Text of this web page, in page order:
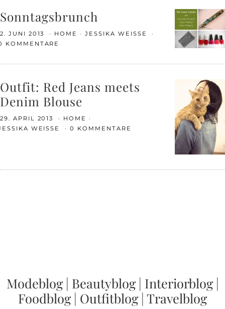
Sonntagsbrunch
2. JUNI 2013 HOME
JESSIKA WEISSE
KOMMENTARE
Outfit: Red Jeans meets
Denim Blouse
29. APRIL 2013
HOME
WEISSE
0 KOMMENTARE
Modeblog| Beautyblog| Interiorblog|
Foodblog| Outfitblog| Travelblog